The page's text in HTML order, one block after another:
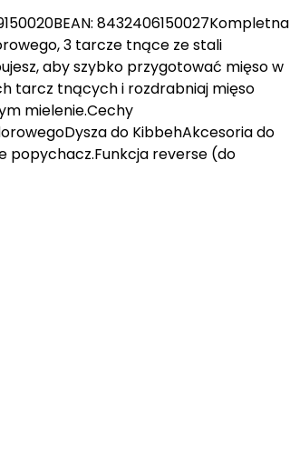
8432406150027Kompletna
3 tarcze tnące ze stali
aby szybko przygotować mięso w
tarcz tnących i rozdrabniaj mięso
mielenie.Cechy
do KibbehAkcesoria do
popychacz.Funkcja reverse (do